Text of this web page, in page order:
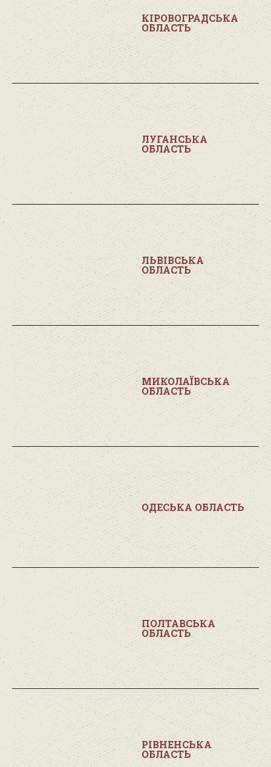
КІРОВОГРАДСЬКА
ОБЛАСТЬ
ЛУГАНСЬКА
ОБЛАСТЬ
ЛЬВІВСЬКА
ОБЛАСТЬ
МИКОЛАЇВСЬКА
ОБЛАСТЬ
ОДЕСЬКА ОБЛАСТЬ
ПОЛТАВСЬКА
ОБЛАСТЬ
РІВНЕНСЬКА
ОБЛАСТЬ